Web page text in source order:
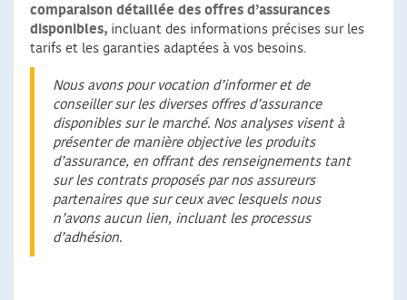
comparaison détaillée des offres d’assurances
disponibles, incluant des informations précises sur les
tarifs et les garanties adaptées à vos besoins.
Nous avons pour vocation d’informer et de
conseiller sur les diverses offres d’assurance
disponibles sur le marché. Nos analyses visent à
présenter de manière objective les produits
d’assurance, en offrant des renseignements tant
sur les contrats proposés par nos assureurs
partenaires que sur ceux avec lesquels nous
n’avons aucun lien, incluant les processus
d’adhésion.